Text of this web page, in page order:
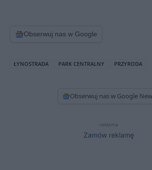
Obserwuj nas w Google
ŁYNOSTRADA PARK CENTRALNY PRZYRODA
Obserwuj nas w Google
reklama
Zamów reklamę